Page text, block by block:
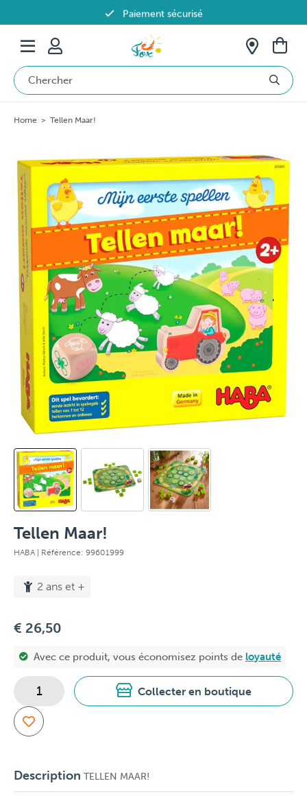
Paiement sécurisé
Livraison offerte dès 69€ en Belgique
Home > Tellen Maar!
Tellen Maar!
HABA | Référence: 99601999
2 ans et +
€ 26,50
Avec ce produit, vous économisez points de loyauté
Collecter en boutique
Description TELLEN MAAR!